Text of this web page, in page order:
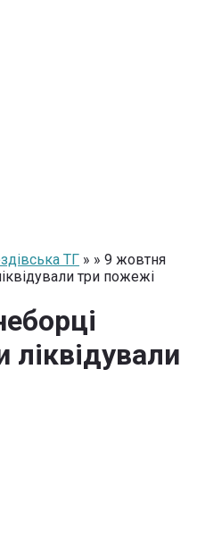
ТГ » » 9 жовтня
три пожежі